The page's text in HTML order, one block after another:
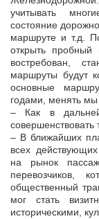
учитывать
состояние
маршруте и т.д.
открыть
востребован,
маршруты будут
основные
годами, менять
– Как в
совершенствовать
– В ближайших
всех
на рынок
перевозчиков,
общественный
мог стать
историческими,